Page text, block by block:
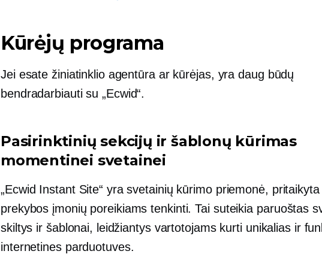
Kūrėjų programa
Jei esate žiniatinklio agentūra ar kūrėjas, yra daug būdų
bendradarbiauti su „Ecwid“.
Pasirinktinių sekcijų ir šablonų kūrimas
momentinei svetainei
„Ecwid Instant Site“ yra svetainių kūrimo priemonė,
prekybos įmonių poreikiams tenkinti. Tai suteikia paruoštas
skiltys ir šablonai, leidžiantys vartotojams kurti unikalias ir
internetines parduotuves.